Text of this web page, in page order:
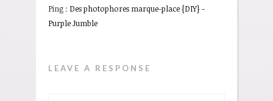
Ping : Des photophores marque-place {DIY} -
Purple Jumble
LEAVE A RESPONSE